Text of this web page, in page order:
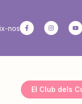
nos
El Club dels